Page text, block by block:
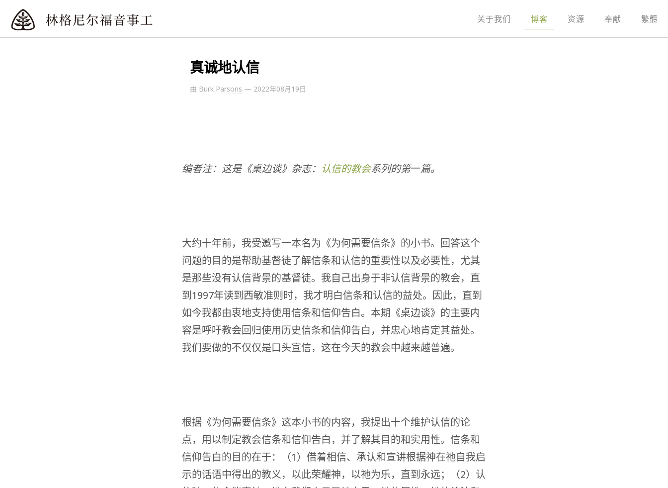
关于我们 博客 资源 奉献 繁體
真诚地认信
由 Burk Parsons — 2022年08月19日
编者注：这是《桌边谈》杂志： 认信的教会系列的第一篇。
大约十年前，我受邀写一本名为《为何需要信条》的小书。回答这个
问题的目的是帮助基督徒了解信条和认信的重要性以及必要性，尤其
是那些没有认信背景的基督徒。我自己出身于非认信背景的教会，直
到1997年读到西敏准则时，我才明白信条和认信的益处。因此，直到
如今我都由衷地支持使用信条和信仰告白。本期《桌边谈》的主要内
容是呼吁教会回归使用历史信条和信仰告白，并忠心地肯定其益处。
我们要做的不仅仅是口头宣信，这在今天的教会中越来越普遍。
根据《为何需要信条》这本小书的内容，我提出十个维护认信的论
点，用以制定教会信条和信仰告白，并了解其目的和实用性。信条和
信仰告白的目的在于：（1）借着相信、承认和宣讲根据神在祂自我启
示的话语中得出的教义，以此荣耀神，以祂为乐，直到永远；（2）认